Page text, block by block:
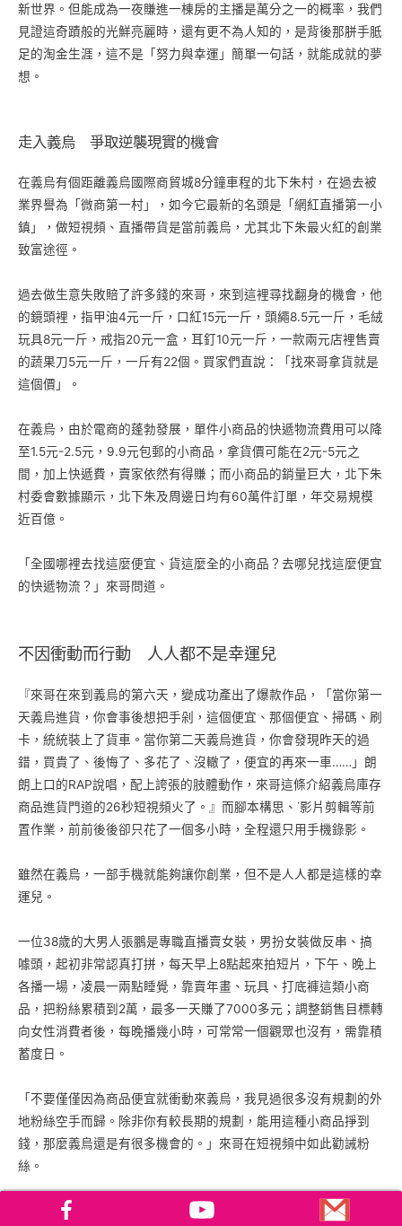
新世界。但能成為一夜賺進一棟房的主播是萬分之一的概率，我們
見證這奇蹟般的光鮮亮麗時，還有更不為人知的，是背後那胼手胝
足的淘金生涯，這不是「努力與幸運」簡單一句話，就能成就的夢
想。
走入義烏 爭取逆襲現實的機會
在義烏有個距離義烏國際商貿城8分鐘車程的北下朱村，在過去被
業界譽為「微商第一村」，如今它最新的名頭是「網紅直播第一小
鎮」，做短視頻、直播帶貨是當前義烏，尤其北下朱最火紅的創業
致富途徑。
過去做生意失敗賠了許多錢的來哥，來到這裡尋找翻身的機會，他
的鏡頭裡，指甲油4元一斤，口紅15元一斤，頭繩8.5元一斤，毛絨
玩具8元一斤，戒指20元一盒，耳釘10元一斤，一款兩元店裡售賣
的蔬果刀5元一斤，一斤有22個。買家們直說：「找來哥拿貨就是
這個價」。
在義烏，由於電商的蓬勃發展，單件小商品的快遞物流費用可以降
至1.5元-2.5元，9.9元包郵的小商品，拿貨價可能在2元-5元之
間，加上快遞費，賣家依然有得賺；而小商品的銷量巨大，北下朱
村委會數據顯示，北下朱及周邊日均有60萬件訂單，年交易規模
近百億。
「全國哪裡去找這麼便宜、貨這麼全的小商品？去哪兒找這麼便宜
的快遞物流？」來哥問道。
不因衝動而行動 人人都不是幸運兒
『來哥在來到義烏的第六天，變成功產出了爆款作品，「當你第一
天義烏進貨，你會事後想把手剁，這個便宜、那個便宜、掃碼、刷
卡，統統裝上了貨車。當你第二天義烏進貨，你會發現昨天的過
錯，買貴了、後悔了、多花了、沒轍了，便宜的再來一車……」朗
朗上口的RAP說唱，配上誇張的肢體動作，來哥這條介紹義烏庫存
商品進貨門道的26秒短視頻火了。』而腳本構思、˙影片剪輯等前
置作業，前前後後卻只花了一個多小時，全程還只用手機錄影。
雖然在義烏，一部手機就能夠讓你創業，但不是人人都是這樣的幸
運兒。
一位38歲的大男人張鵬是專職直播賣女裝，男扮女裝做反串、搞
噱頭，起初非常認真打拼，每天早上8點起來拍短片，下午、晚上
各播一場，凌晨一兩點睡覺，靠賣年畫、玩具、打底褲這類小商
品，把粉絲累積到2萬，最多一天賺了7000多元；調整銷售目標轉
向女性消費者後，每晚播幾小時，可常常一個觀眾也沒有，需靠積
蓄度日。
「不要僅僅因為商品便宜就衝動來義烏，我見過很多沒有規劃的外
地粉絲空手而歸。除非你有較長期的規劃，能用這種小商品掙到
錢，那麼義烏還是有很多機會的。」來哥在短視頻中如此勸誡粉
絲。
逆勢中義烏中歐班列啟程 你也啟程了嗎？